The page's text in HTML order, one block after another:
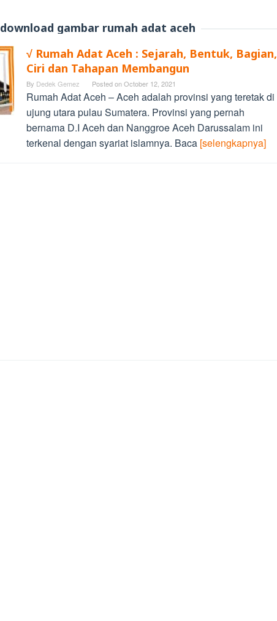
download gambar rumah adat aceh
√ Rumah Adat Aceh : Sejarah, Bentuk, Bagian,
Ciri dan Tahapan Membangun
By Dedek Gemez Posted onOctober 12, 2021
Rumah Adat Aceh – Aceh adalah provinsi yang teretak di
ujung utara pulau Sumatera. Provinsi yang pernah
bernama D.I Aceh dan Nanggroe Aceh Darussalam ini
terkenal dengan syariat islamnya. Baca [selengkapnya]